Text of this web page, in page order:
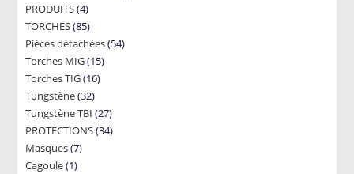
PRODUITS 44
products
TORCHES 8585
products
Pièces détachées 5454
Torches MIG 1515
Torches TIG 1616
Tungstène 3232
products
Tungstène TBI 2727
products
PROTECTIONS 3434
Masques 77
Cagoule 11